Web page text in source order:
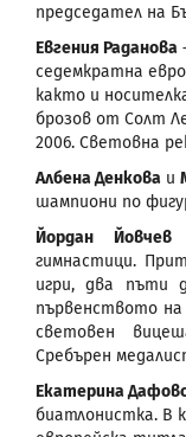
председател на
Евгения Раданова
седемкратна
както и
брозов от Солт
2006. Световна
Албена Денкова и
шампиони по
Йордан Йовчев
гимнастици.
игри, два пъти
първенството на
световен
Сребърен
Екатерина
биатлонистка. В